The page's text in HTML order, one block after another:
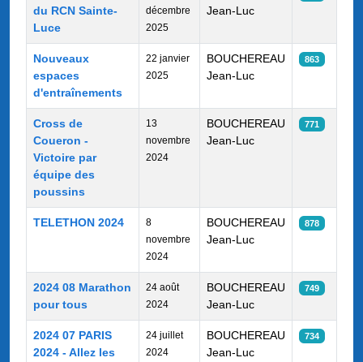
du RCN Sainte-
Luce
décembre
2025
Jean-Luc
Nouveaux
espaces
d'entraînements
22 janvier
2025
BOUCHEREAU
Jean-Luc
863
Cross de
Coueron -
Victoire par
équipe des
poussins
13
novembre
2024
BOUCHEREAU
Jean-Luc
771
TELETHON 2024
8
novembre
2024
BOUCHEREAU
Jean-Luc
878
2024 08 Marathon
pour tous
24 août
2024
BOUCHEREAU
Jean-Luc
749
2024 07 PARIS
2024 - Allez les
24 juillet
2024
BOUCHEREAU
Jean-Luc
734